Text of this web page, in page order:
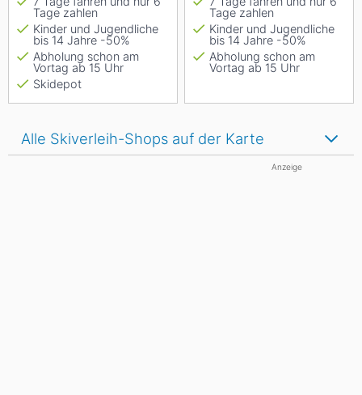
Tage zahlen
Kinder und Jugendliche
bis 14 Jahre -50%
Abholung schon am
Vortag ab 15 Uhr
Skidepot
Tage zahlen
Kinder und Jugendliche
bis 14 Jahre -50%
Abholung schon am
Vortag ab 15 Uhr
Alle Skiverleih-Shops auf der Karte
Anzeige